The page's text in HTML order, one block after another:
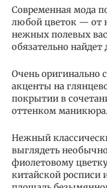
Современная мода
любой цветок — от
нежных полевых
обязательно
Очень оригинально
акценты на
покрытии в
оттенком маникюра.
Нежный
выглядеть
фиолетовому
китайской